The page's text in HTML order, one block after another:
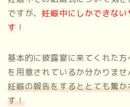
ですが、妊娠中にしかできな
す！
基本的に披露宴に来てくれた
を用意されているか分かりま
妊娠の報告をするととても驚
す！